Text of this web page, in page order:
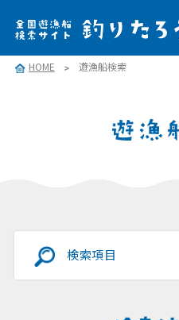
HOME 遊漁船検索
検索項目